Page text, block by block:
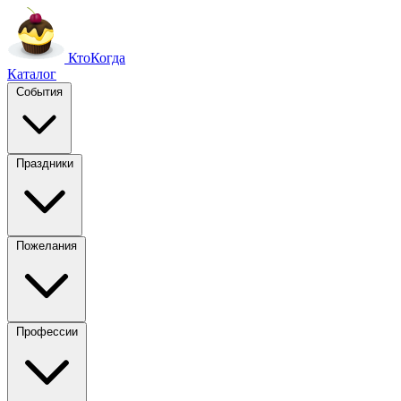
КтоКогда
Каталог
События
Праздники
Пожелания
Профессии